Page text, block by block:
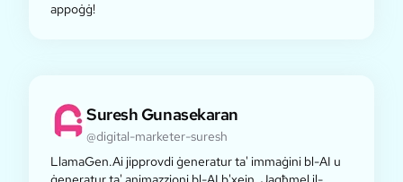
appoġġ!
Suresh Gunasekaran
@digital-marketer-suresh
LlamaGen.Ai jipprovdi ġeneratur ta' immaġini bl-AI u